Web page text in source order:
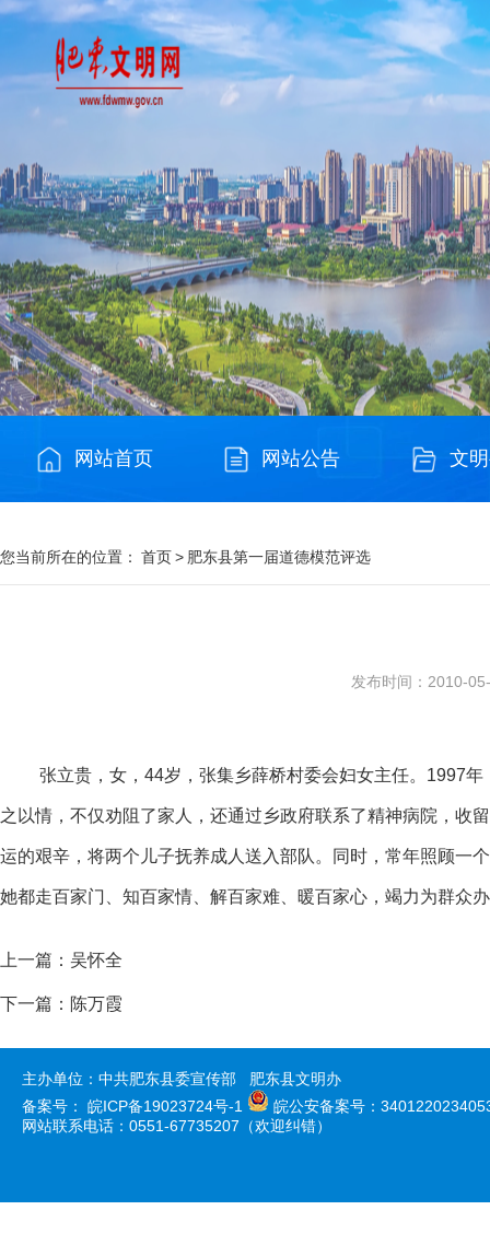
网站首页 网站公告 文
您当前所在的位置： 首页> 肥东县第一届道德模范评选
发布时间：2010-
张立贵，女，44岁，张集乡薛桥村委会妇女主任。1997
之以情，不仅劝阻了家人，还通过乡政府联系了精神病院，收
运的艰辛，将两个儿子抚养成人送入部队。同时，常年照顾一
她都走百家门、知百家情、解百家难、暖百家心，竭力为群众
上一篇： 吴怀全
下一篇： 陈万霞
主办单位：中共肥东县委宣传部 肥东县文明办
备案号： 皖ICP备19023724号-1
皖公安备案号：
网站联系电话：0551-67735207（欢迎纠错）